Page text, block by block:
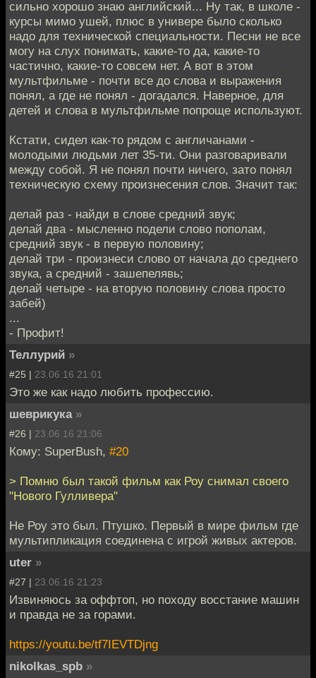
сильно хорошо знаю английский... Ну так, в школе -
курсы мимо ушей, плюс в универе было сколько
надо для технической специальности. Песни не все
могу на слух понимать, какие-то да, какие-то
частично, какие-то совсем нет. А вот в этом
мультфильме - почти все до слова и выражения
понял, а где не понял - догадался. Наверное, для
детей и слова в мультфильме попроще используют.
Кстати, сидел как-то рядом с англичанами -
молодыми людьми лет 35-ти. Они разговаривали
между собой. Я не понял почти ничего, зато понял
техническую схему произнесения слов. Значит так:
делай раз - найди в слове средний звук;
делай два - мысленно подели слово пополам,
средний звук - в первую половину;
делай три - произнеси слово от начала до среднего
звука, а средний - зашепелявь;
делай четыре - на вторую половину слова просто
забей)
...
- Профит!
Теллурий »
#25 | 23.06.16 21:01
Это же как надо любить профессию.
шеврикука »
#26 | 23.06.16 21:06
Кому: SuperBush, #20
> Помню был такой фильм как Роу снимал своего
"Нового Гулливера"
Не Роу это был. Птушко. Первый в мире фильм где
мультипликация соединена с игрой живых актеров.
uter »
#27 | 23.06.16 21:23
Извиняюсь за оффтоп, но походу восстание машин
и правда не за горами.
https://youtu.be/tf7IEVTDjng
nikolkas_spb »